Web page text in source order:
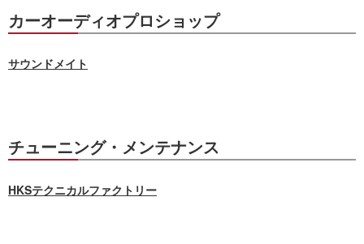
カーオーディオプロショップ
サウンドメイト
チューニング・メンテナンス
HKSテクニカルファクトリー